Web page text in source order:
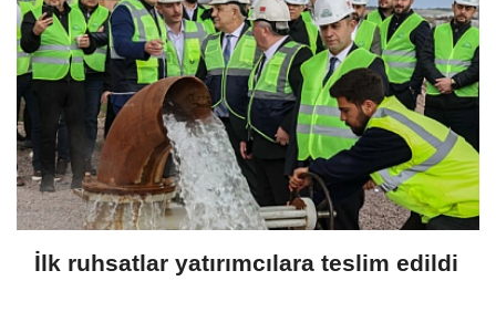
İlk ruhsatlar yatırımcılara teslim edildi